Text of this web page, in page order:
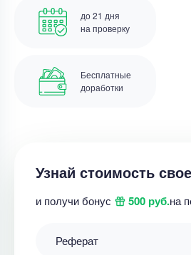
до 21 дня
на проверку
Бесплатные
доработки
Узнай стоимость
и получи бонус 500 руб.на
Реферат